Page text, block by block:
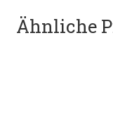
Ähnliche